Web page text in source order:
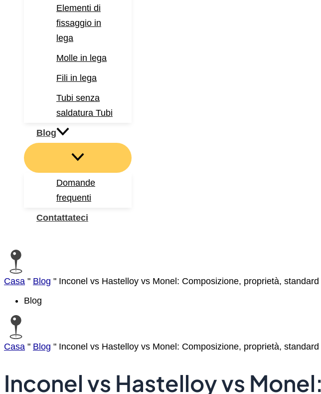
Elementi di
fissaggio in
lega
Molle in lega
Fili in lega
Tubi senza
saldatura Tubi
Blog
Domande
frequenti
Contattateci
Casa " Blog " Inconel vs Hastelloy vs Monel: Composizione, proprietà, standard
Blog
Casa " Blog " Inconel vs Hastelloy vs Monel: Composizione, proprietà, standard
Inconel vs Hastelloy vs